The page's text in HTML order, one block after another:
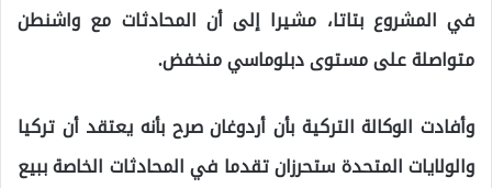
في المشروع بتاتا، مشيرا إلى أن المحادثات مع واشنطن
متواصلة على مستوى دبلوماسي منخفض.
وأفادت الوكالة التركية بأن أردوغان صرح بأنه يعتقد أن تركيا
والولايات المتحدة ستحرزان تقدما في المحادثات الخاصة ببيع